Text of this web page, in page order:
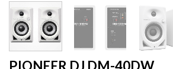
PIONEER DJ DM-40DW